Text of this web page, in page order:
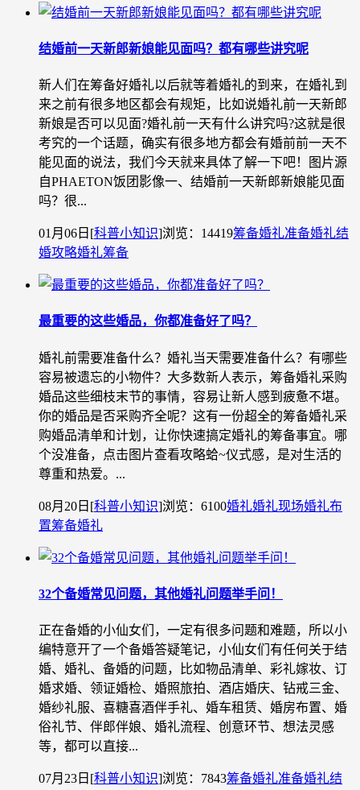
结婚前一天新郎新娘能见面吗？都有哪些讲究呢
新人们在筹备好婚礼以后就等着婚礼的到来，在婚礼到
来之前有很多地区都会有规矩，比如说婚礼前一天新郎
新娘是否可以见面?婚礼前一天有什么讲究吗?这就是很
考究的一个话题，确实有很多地方都会有婚前前一天不
能见面的说法，我们今天就来具体了解一下吧！图片源
自PHAETON饭团影像一、结婚前一天新郎新娘能见面
吗？很...
01月06日 [科普小知识]浏览：14419筹备婚礼准备婚礼结
婚攻略婚礼筹备
最重要的这些婚品，你都准备好了吗？
婚礼前需要准备什么？婚礼当天需要准备什么？有哪些
容易被遗忘的小物件？大多数新人表示，筹备婚礼采购
婚品这些细枝末节的事情，容易让新人感到疲惫不堪。
你的婚品是否采购齐全呢？这有一份超全的筹备婚礼采
购婚品清单和计划，让你快速搞定婚礼的筹备事宜。哪
个没准备，点击图片查看攻略蛤~仪式感，是对生活的
尊重和热爱。...
08月20日 [科普小知识]浏览：6100婚礼婚礼现场婚礼布
置筹备婚礼
32个备婚常见问题，其他婚礼问题举手问！
正在备婚的小仙女们，一定有很多问题和难题，所以小
编特意开了一个备婚答疑笔记，小仙女们有任何关于结
婚、婚礼、备婚的问题，比如物品清单、彩礼嫁妆、订
婚求婚、领证婚检、婚照旅拍、酒店婚庆、钻戒三金、
婚纱礼服、喜糖喜酒伴手礼、婚车租赁、婚房布置、婚
俗礼节、伴郎伴娘、婚礼流程、创意环节、想法灵感
等，都可以直接...
07月23日 [科普小知识]浏览：7843筹备婚礼准备婚礼结